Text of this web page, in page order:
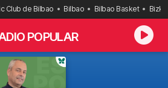
Club de Bilbao Bilbao Bilbao Basket
POPULAR